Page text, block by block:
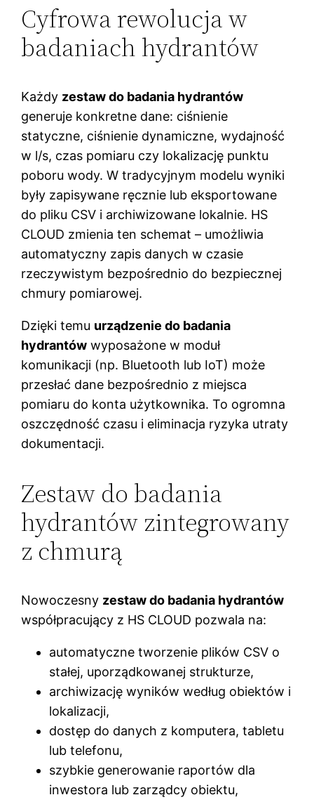
Cyfrowa rewolucja w
badaniach hydrantów
Każdy zestaw do badania hydrantów
generuje konkretne dane: ciśnienie
statyczne, ciśnienie dynamiczne, wydajność
w l/s, czas pomiaru czy lokalizację punktu
poboru wody. W tradycyjnym modelu wyniki
były zapisywane ręcznie lub eksportowane
do pliku CSV i archiwizowane lokalnie. HS
CLOUD zmienia ten schemat – umożliwia
automatyczny zapis danych w czasie
rzeczywistym bezpośrednio do bezpiecznej
chmury pomiarowej.
Dzięki temu urządzenie do badania
hydrantów wyposażone w moduł
komunikacji (np. Bluetooth lub IoT) może
przesłać dane bezpośrednio z miejsca
pomiaru do konta użytkownika. To ogromna
oszczędność czasu i eliminacja ryzyka utraty
dokumentacji.
Zestaw do badania
hydrantów zintegrowany
z chmurą
Nowoczesny zestaw do badania hydrantów
współpracujący z HS CLOUD pozwala na:
automatyczne tworzenie plików CSV o
stałej, uporządkowanej strukturze,
archiwizację wyników według obiektów i
lokalizacji,
dostęp do danych z komputera, tabletu
lub telefonu,
szybkie generowanie raportów dla
inwestora lub zarządcy obiektu,